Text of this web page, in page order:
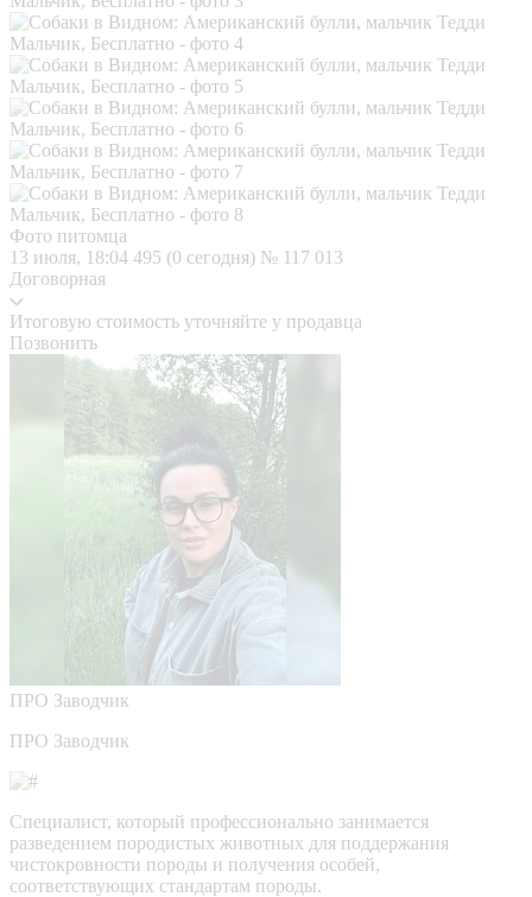
Фото питомца
13 июля, 18:04 495 (0 сегодня) № 117 013
Договорная
Итоговую стоимость уточняйте у продавца
Позвонить
ПРО Заводчик
ПРО Заводчик
Специалист, который профессионально занимается
разведением породистых животных для поддержания
чистокровности породы и получения особей,
соответствующих стандартам породы.